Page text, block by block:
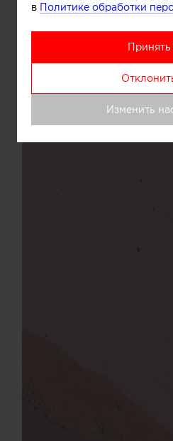
в Политике обработки
Принять
Изменить